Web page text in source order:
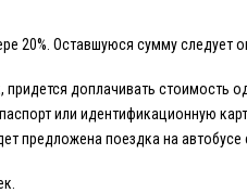
20%. Оставшуюся сумму следует
доплачивать стоимость
или идентификационную
предложена поездка на